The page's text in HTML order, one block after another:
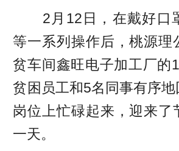
2月12日，在戴好口
等一系列操作后，桃源理
贫车间鑫旺电子加工厂的
贫困员工和5名同事有序
岗位上忙碌起来，迎来了
一天。